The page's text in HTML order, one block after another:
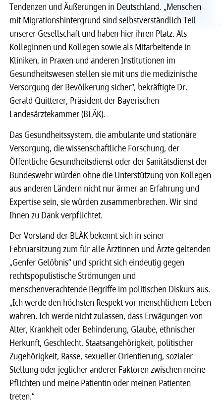
Tendenzen und Äußerungen in Deutschland. „Menschen
mit Migrationshintergrund sind selbstverständlich Teil
unserer Gesellschaft und haben hier ihren Platz. Als
Kolleginnen und Kollegen sowie als Mitarbeitende in
Kliniken, in Praxen und anderen Institutionen im
Gesundheitswesen stellen sie mit uns die medizinische
Versorgung der Bevölkerung sicher“, bekräftigte Dr.
Gerald Quitterer, Präsident der Bayerischen
Landesärztekammer (BLÄK).
Das Gesundheitssystem, die ambulante und stationäre
Versorgung, die wissenschaftliche Forschung, der
Öffentliche Gesundheitsdienst oder der Sanitätsdienst der
Bundeswehr würden ohne die Unterstützung von Kollegen
aus anderen Ländern nicht nur ärmer an Erfahrung und
Expertise sein, sie würden zusammenbrechen. Wir sind
Ihnen zu Dank verpflichtet.
Der Vorstand der BLÄK bekennt sich in seiner
Februarsitzung zum für alle Ärztinnen und Ärzte geltenden
„Genfer Gelöbnis“ und spricht sich eindeutig gegen
rechtspopulistische Strömungen und
menschenverachtende Begriffe im politischen Diskurs aus.
„Ich werde den höchsten Respekt vor menschlichem Leben
wahren. Ich werde nicht zulassen, dass Erwägungen von
Alter, Krankheit oder Behinderung, Glaube, ethnischer
Herkunft, Geschlecht, Staatsangehörigkeit, politischer
Zugehörigkeit, Rasse, sexueller Orientierung, sozialer
Stellung oder jeglicher anderer Faktoren zwischen meine
Pflichten und meine Patientin oder meinen Patienten
treten.“